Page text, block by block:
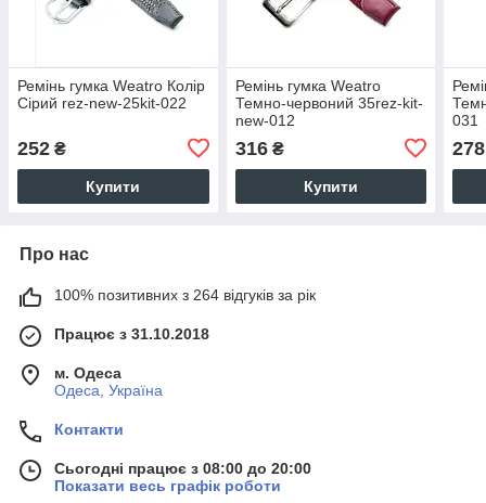
Ремінь гумка Weatro Колір
Сірий rez-new-25kit-022
252 ₴
Купити
Ремінь гумка Weatro
Темно-червоний 35rez-kit-
new-012
316₴
Купити
031
278
Про нас
100% позитивних з 264 відгуків за рік
Працює з 31.10.2018
м. Одеса
Одеса, Україна
Контакти
Сьогодні працює з 08:00 до 20:00
Показати весь графік роботи